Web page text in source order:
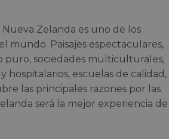
Zelanda es uno de los
mundo. Paisajes espectaculares,
puro, sociedades multiculturales,
hospitalarios, escuelas de calidad,
las principales razones por las
será la mejor experiencia de